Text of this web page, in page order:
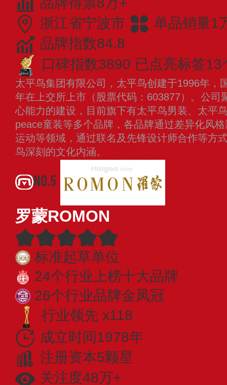
浙江省宁波市
单品销量1
品牌指数84.8
口碑指数3890 已点亮标签13
太平鸟集团有限公司，太平鸟创建于1996年，
年在上交所上市（股票代码：603877）。公司
心能力的建设，目前旗下有太平鸟男装、太平
peace童装等多个品牌，各品牌通过差异化风
运动等领域，通过联名及先锋设计师合作等方
鸟深刻的文化内涵。
NO.5
罗蒙ROMON
标准起草单位
24个行业上榜十大品牌
26个行业品牌金凤冠
行业领先 x118
成立时间1978年
注册资本5颗星
关注度48万+